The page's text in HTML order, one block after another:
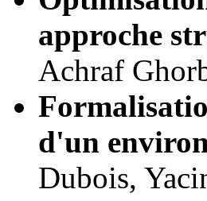
approche
Achraf
d'un
Dubois,